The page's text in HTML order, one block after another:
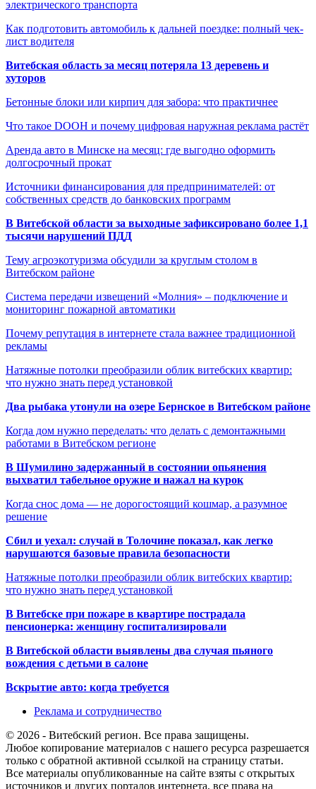
электрического транспорта
Как подготовить автомобиль к дальней поездке: полный чек-
лист водителя
Витебская область за месяц потеряла 13 деревень и
хуторов
Бетонные блоки или кирпич для забора: что практичнее
Что такое DOOH и почему цифровая наружная реклама растёт
Аренда авто в Минске на месяц: где выгодно оформить
долгосрочный прокат
Источники финансирования для предпринимателей: от
собственных средств до банковских программ
В Витебской области за выходные зафиксировано более 1,1
тысячи нарушений ПДД
Тему агроэкотуризма обсудили за круглым столом в
Витебском районе
Система передачи извещений «Молния» – подключение и
мониторинг пожарной автоматики
Почему репутация в интернете стала важнее традиционной
рекламы
Натяжные потолки преобразили облик витебских квартир:
что нужно знать перед установкой
Два рыбака утонули на озере Бернское в Витебском районе
Когда дом нужно переделать: что делать с демонтажными
работами в Витебском регионе
В Шумилино задержанный в состоянии опьянения
выхватил табельное оружие и нажал на курок
Когда снос дома — не дорогостоящий кошмар, а разумное
решение
Сбил и уехал: случай в Толочине показал, как легко
нарушаются базовые правила безопасности
Натяжные потолки преобразили облик витебских квартир:
что нужно знать перед установкой
В Витебске при пожаре в квартире пострадала
пенсионерка: женщину госпитализировали
В Витебской области выявлены два случая пьяного
вождения с детьми в салоне
Вскрытие авто: когда требуется
Реклама и сотрудничество
© 2026 - Витебский регион. Все права защищены.
Любое копирование материалов с нашего ресурса разрешается
только с обратной активной ссылкой на страницу статьи.
Все материалы опубликованные на сайте взяты с открытых
источников и других порталов интернета, все права на